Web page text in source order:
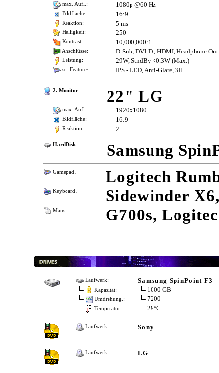
max. Aufl.: 1080p @60 Hz
Bildfläche: 16:9
Reaktion: 5 ms
Helligkeit: 250
Kontrast: 10,000,000:1
Anschlüsse: D-Sub, DVI-D , HDMI, Headphone Out
Leistung: 29W, StndBy <0.3W (Max.)
so. Features: IPS - LED, Anti-Glare, 3H
2. Monitor: 22" LG
max. Aufl.: 1920x1080
Bildfläche: 16:9
Reaktion: 2
HardDisk: Samsung
Gamepad: Logitech
Keyboard: Sidewinder
Maus: G700s,
Laufwerk: Samsung SpinPoint F3
Kapazität: 1000 GB
Umdrehung.: 7200
Temperatur: 29°C
Laufwerk: Sony
Laufwerk: LG